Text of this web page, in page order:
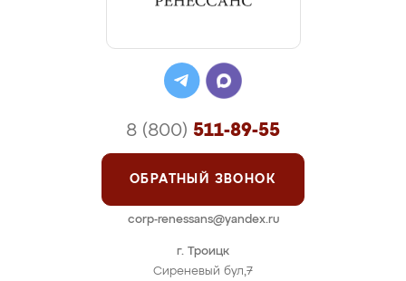
г. Троицк
Сиреневый бул,7
8 (800) 511-89-55
ОБРАТНЫЙ ЗВОНОК
corp-renessans@yandex.ru